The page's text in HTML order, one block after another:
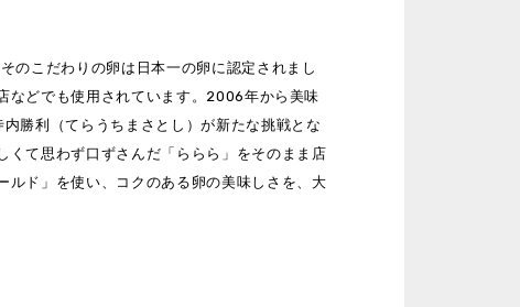
のこだわりの卵は日本一の卵に認定されまし
などでも使用されています。2006年から美味
勝利（てらうちまさとし）が新たな挑戦とな
くて思わず口ずさんだ「ららら」をそのまま店
ルド」を使い、コクのある卵の美味しさを、大